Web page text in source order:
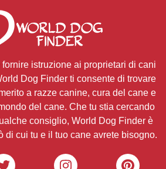
istruzione ai proprietari di cani
Dog Finder ti consente di trovare
a razze canine, cura del cane e
del cane. Che tu stia cercando
consiglio, World Dog Finder è
di cui tu e il tuo cane avrete bisogno.